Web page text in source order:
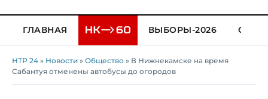
ГЛАВНАЯ ВЫБОРЫ-2026
НТР 24 » Новости » Общество » В Нижнекамске на время
Сабантуя отменены автобусы до огородов